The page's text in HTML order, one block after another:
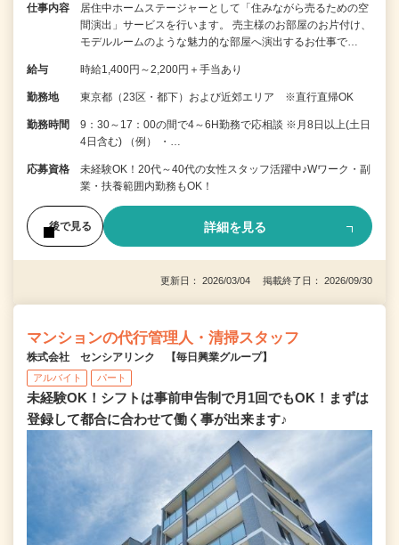
仕事内容
居住中ホームステージャーとして「住みながら売るための空
間演出」サービスを行います。 売主様のお部屋のお片付け、
モデルルームのような魅力的な部屋へ演出するお仕事で…
給与 時給1,400円～2,200円＋手当あり
勤務地 東京都（23区・都下）および近郊エリア ※直行直帰OK
勤務時間
9：30～17：00の間で4～6H勤務で応相談 ※月8日以上(土日
4日含む) （例） ・…
応募資格
未経験OK！20代～40代の女性スタッフ活躍中♪Wワーク・副
業・扶養範囲内勤務もOK！
後で見る 詳細を見る
更新日： 2026/03/04 掲載終了日： 2026/09/30
マンションの代行管理人・清掃スタッフ
株式会社 センシアリンク 【毎日興業グループ】
アルバイト パート
未経験OK！シフトは事前申告制で月1回でもOK！まずは
登録して都合に合わせて働く事が出来ます♪